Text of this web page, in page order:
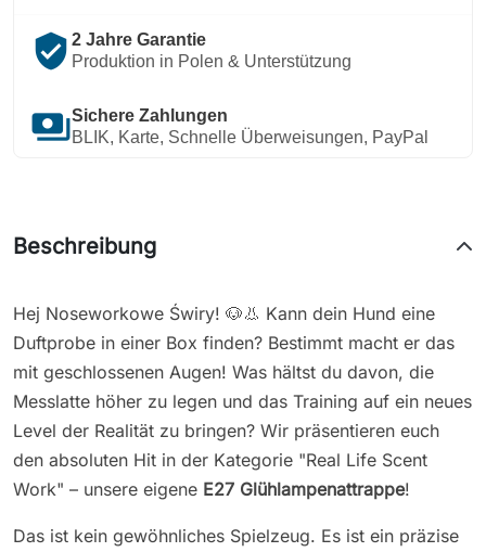
verified_user 2 Jahre Garantie
Produktion in Polen & Unterstützung
paymentsSichere Zahlungen
BLIK, Karte, Schnelle Überweisungen, PayPal
Beschreibung
Hej Noseworkowe Świry! 🐶👃 Kann dein Hund eine
Duftprobe in einer Box finden? Bestimmt macht er das
mit geschlossenen Augen! Was hältst du davon, die
Messlatte höher zu legen und das Training auf ein neues
Level der Realität zu bringen? Wir präsentieren euch
den absoluten Hit in der Kategorie "Real Life Scent
Work" – unsere eigene E27 Glühlampenattrappe!
Das ist kein gewöhnliches Spielzeug. Es ist ein präzise